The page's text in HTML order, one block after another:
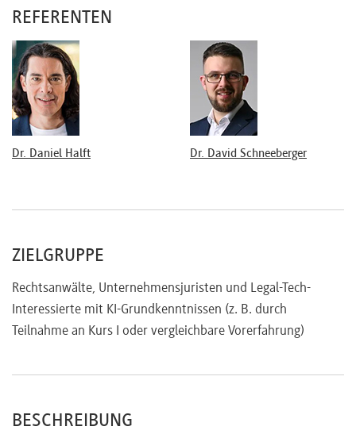
Live-Übungen: CustomGPTs/Assistenten aufbauen und
testen
Best Practices aus dem Kanzleialltag
Diskussion: Implementierung und nächste Schritte
REFERENTEN
Dr. Daniel Halft Dr. David Schneeberger
ZIELGRUPPE
Rechtsanwälte, Unternehmensjuristen und Legal-Tech-
Interessierte mit KI-Grundkenntnissen (z. B. durch
Teilnahme an Kurs I oder vergleichbare Vorerfahrung)
BESCHREIBUNG